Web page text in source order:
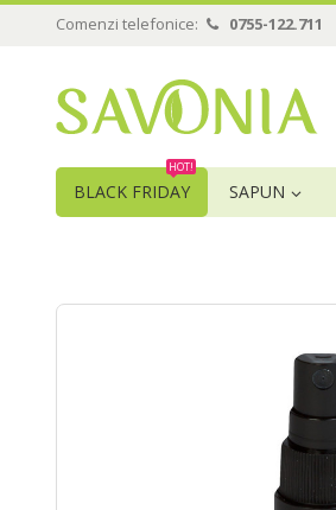
Comenzi telefonice: 0755-122.711
BLACK FRIDAY
HOT!
SAPUN